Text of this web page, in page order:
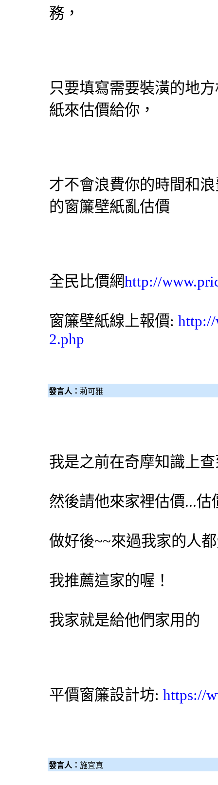
務，
只要填寫需要裝潢的地
紙來估價給你，
才不會浪費你的時間和
的窗簾壁紙亂估價
全民比價網http://
窗簾壁紙線上報價: http://
2.php
發言人： 莉可雅
我是之前在奇摩知識上
然後請他來家裡估價...
做好後~~來過我家的人
我推薦這家的喔！
我家就是給他們家用的
平價窗簾設計坊: https://
發言人： 施宜真